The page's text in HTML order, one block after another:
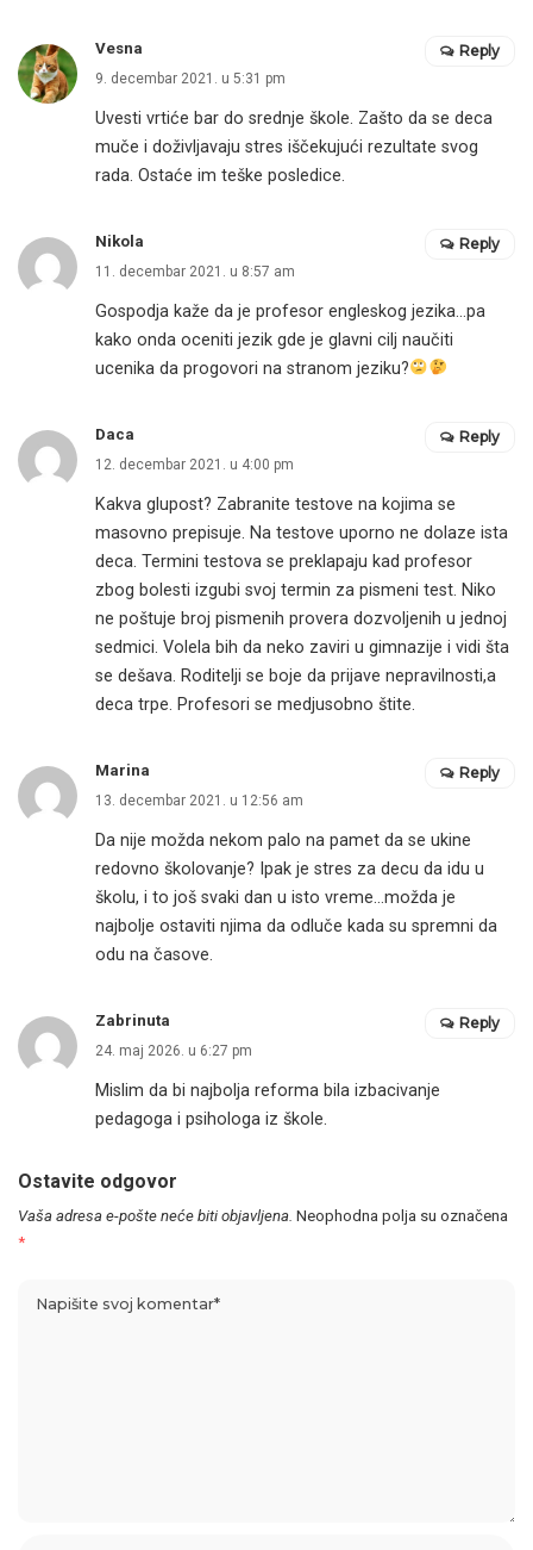
Vesna
9. decembar 2021. u 5:31 pm
Uvesti vrtiće bar do srednje škole. Zašto da se deca
muče i doživljavaju stres iščekujući rezultate svog
rada. Ostaće im teške posledice.
Reply
Nikola
11. decembar 2021. u 8:57 am
Gospodja kaže da je profesor engleskog jezika…pa
kako onda oceniti jezik gde je glavni cilj naučiti
ucenika da progovori na stranom jeziku?
Reply
Daca
12. decembar 2021. u 4:00 pm
Kakva glupost? Zabranite testove na kojima se
masovno prepisuje. Na testove uporno ne dolaze ista
deca. Termini testova se preklapaju kad profesor
zbog bolesti izgubi svoj termin za pismeni test. Niko
ne poštuje broj pismenih provera dozvoljenih u jednoj
sedmici. Volela bih da neko zaviri u gimnazije i vidi šta
se dešava. Roditelji se boje da prijave nepravilnosti,a
deca trpe. Profesori se medjusobno štite.
Reply
Marina
13. decembar 2021. u 12:56 am
Da nije možda nekom palo na pamet da se ukine
redovno školovanje? Ipak je stres za decu da idu u
školu, i to još svaki dan u isto vreme…možda je
najbolje ostaviti njima da odluče kada su spremni da
odu na časove.
Reply
Zabrinuta
24. maj 2026. u 6:27 pm
Mislim da bi najbolja reforma bila izbacivanje
pedagoga i psihologa iz škole.
Reply
Ostavite odgovor
Vaša adresa e-pošte neće biti objavljena. Neophodna polja su označena
*